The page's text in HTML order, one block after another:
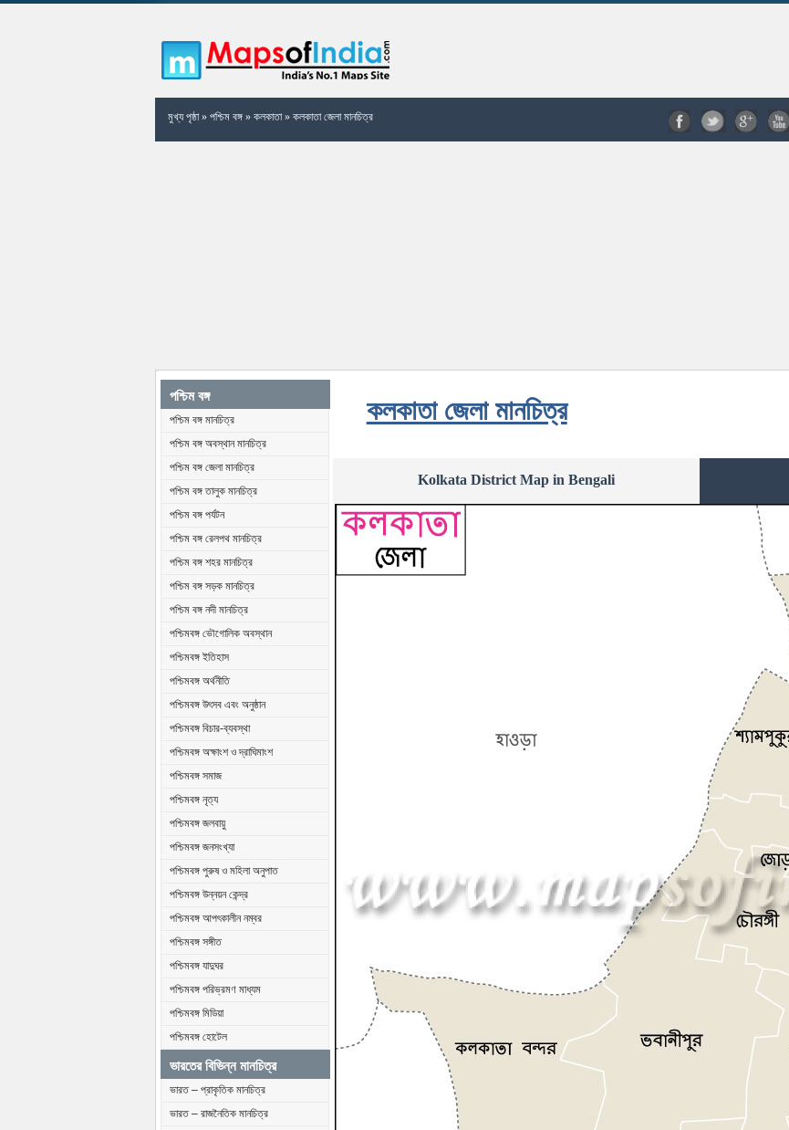
মুখ্য পৃষ্ঠা» পশ্চিম বঙ্গ» কলকাতা» কলকাতা জেলা মানচিত্র
পশ্চিম বঙ্গ
পশ্চিম বঙ্গ মানচিত্র
পশ্চিম বঙ্গ অবস্থান মানচিত্র
পশ্চিম বঙ্গ জেলা মানচিত্র
পশ্চিম বঙ্গ তালুক মানচিত্র
পশ্চিম বঙ্গ পর্যটন
পশ্চিম বঙ্গ রেলপথ মানচিত্র
পশ্চিম বঙ্গ শহর মানচিত্র
পশ্চিম বঙ্গ সড়ক মানচিত্র
পশ্চিম বঙ্গ নদী মানচিত্র
পশ্চিমবঙ্গ ভৌগোলিক অবস্থান
পশ্চিমবঙ্গ ইতিহাস
পশ্চিমবঙ্গ অর্থনীতি
পশ্চিমবঙ্গ উৎসব এবং অনুষ্ঠান
পশ্চিমবঙ্গ বিচার-ব্যবস্থা
পশ্চিমবঙ্গ অক্ষাংশ ও দ্রাঘিমাংশ
পশ্চিমবঙ্গ সমাজ
পশ্চিমবঙ্গ নৃত্য
পশ্চিমবঙ্গ জলবায়ু
পশ্চিমবঙ্গ জনসংখ্যা
পশ্চিমবঙ্গ পুরুষ ও মহিলা অনুপাত
পশ্চিমবঙ্গ উন্নয়ন কেন্দ্র
পশ্চিমবঙ্গ আপৎকালীন নম্বর
পশ্চিমবঙ্গ সঙ্গীত
পশ্চিমবঙ্গ যাদুঘর
পশ্চিমবঙ্গ পরিভ্রমণ মাধ্যম
পশ্চিমবঙ্গ মিডিয়া
পশ্চিমবঙ্গ হোটেল
ভারতের বিভিন্ন মানচিত্র
ভারত – প্রাকৃতিক মানচিত্র
ভারত – রাজনৈতিক মানচিত্র
কলকাতা জেলা মানচিত্র
Kolkata District Map in Bengali